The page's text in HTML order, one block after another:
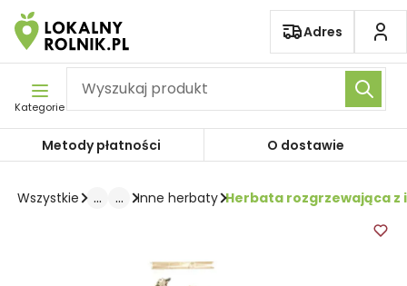
Pomiń nawigację
Adres
Kategorie
Metody płatności O dostawie
Wszystkie ... ... Inne herbaty Herbata rozgrzewająca z